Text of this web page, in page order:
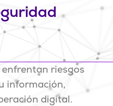
riesgos
información,
digital.